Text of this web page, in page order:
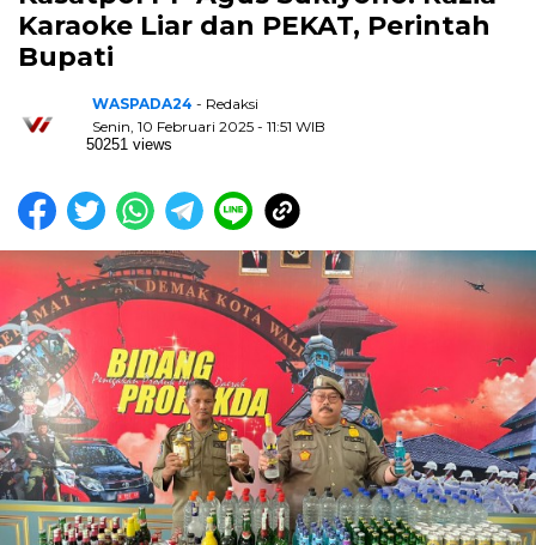
Karaoke Liar dan PEKAT, Perintah
Bupati
WASPADA24 - Redaksi
Senin, 10 Februari 2025 - 11:51 WIB
50251 views